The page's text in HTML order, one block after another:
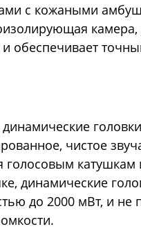
с кожаными
камера,
обеспечивает
чистое
голосовым
динамические
до 2000 мВт, и не